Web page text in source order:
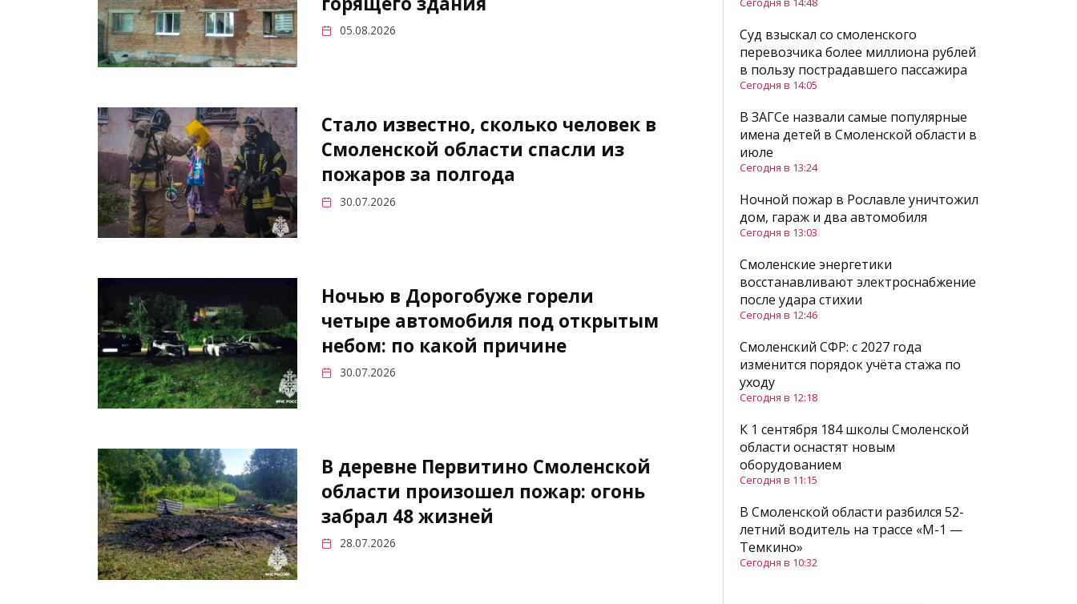
05.08.2026
Стало известно, сколько человек в
Смоленской области спасли из
пожаров за полгода
30.07.2026
Ночью в Дорогобуже горели
четыре автомобиля под открытым
небом: по какой причине
30.07.2026
В деревне Первитино Смоленской
области произошел пожар: огонь
забрал 48 жизней
28.07.2026
Суд взыскал со смоленского
перевозчика более миллиона рублей
в пользу пострадавшего пассажира
Сегодня в 14:05
В ЗАГСе назвали самые популярные
имена детей в Смоленской области в
июле
Сегодня в 13:24
Ночной пожар в Рославле уничтожил
дом, гараж и два автомобиля
Сегодня в 13:03
Смоленские энергетики
восстанавливают электроснабжение
после удара стихии
Сегодня в 12:46
Смоленский СФР: c 2027 года
изменится порядок учёта стажа по
уходу
Сегодня в 12:18
К 1 сентября 184 школы Смоленской
области оснастят новым
оборудованием
Сегодня в 11:15
В Смоленской области разбился 52-
летний водитель на трассе «М-1 —
Темкино»
Сегодня в 10:32